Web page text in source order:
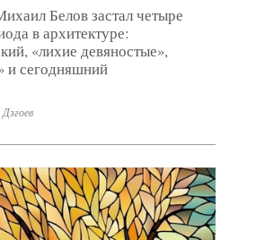
Белов застал четыре
в архитектуре:
«лихие девяностые»,
и сегодняшний